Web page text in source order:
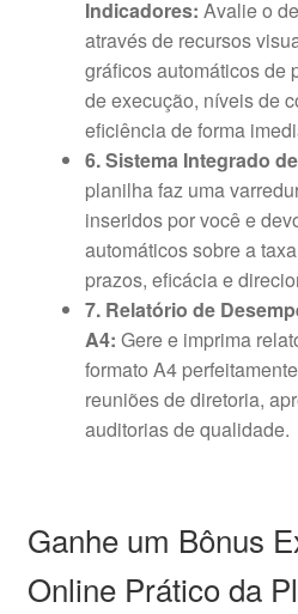
Indicadores: Avalie o
através de recursos
gráficos automáticos de
de execução, níveis de
eficiência de forma
6. Sistema Integrado
planilha faz uma
inseridos por você e
automáticos sobre a
prazos, eficácia e
7. Relatório de
A4: Gere e imprima
formato A4
reuniões de diretoria,
auditorias de qualidade.
Ganhe um Bônus
Online Prático da